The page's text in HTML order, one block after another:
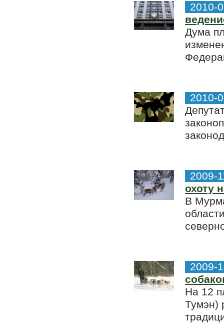
2010-
Дума
2010-
2009-
охоту
В
2009-
На 12
Тумэн)